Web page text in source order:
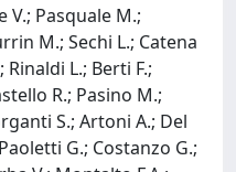
V.; Pasquale M.;
M.; Sechi L.; Catena
Rinaldi L.; Berti F.;
R.; Pasino M.;
S.; Artoni A.; Del
G.; Costanzo G.;